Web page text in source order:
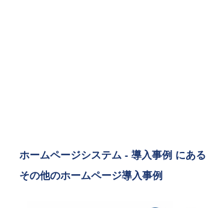
ホームページシステム - 導入事例 にある
その他のホームページ導入事例